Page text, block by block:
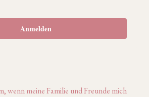
Anmelden
wenn meine Familie und Freunde mich